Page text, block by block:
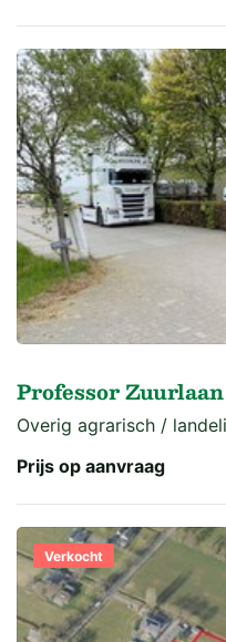
Professor
Overig agrarisch /
Prijs op aanvraag
Verkocht